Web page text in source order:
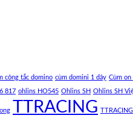
công tắc domino cùm domini 1 dây Cùm
817 ohlins HO545 Ohlins SH Ohlins SH
TTRACING